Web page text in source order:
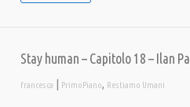
Stay human – Capitolo 18 – Ilan
francesca | PrimoPiano, Restiamo Umani